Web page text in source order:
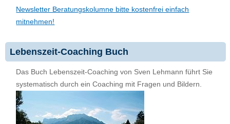
Newsletter Beratungskolumne bitte kostenfrei einfach
mitnehmen!
Lebenszeit-Coaching Buch
Das Buch Lebenszeit-Coaching von Sven Lehmann führt Sie
systematisch durch ein Coaching mit Fragen und Bildern.